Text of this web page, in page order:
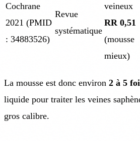
Cochrane
2021 (PMID
: 34883526)
Revue
systématique
veineux
RR 0,51
(mousse
mieux)
La mousse est donc environ 2 à 5
liquide pour traiter les veines
gros calibre.